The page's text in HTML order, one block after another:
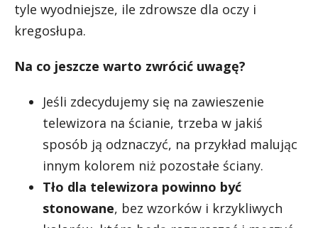
tyle wyodniejsze, ile zdrowsze dla oczy i
kregosłupa.
Na co jeszcze warto zwrócić uwagę?
Jeśli zdecydujemy się na zawieszenie
telewizora na ścianie, trzeba w jakiś
sposób ją odznaczyć, na przykład malując
innym kolorem niż pozostałe ściany.
Tło dla telewizora powinno być
stonowane, bez wzorków i krzykliwych